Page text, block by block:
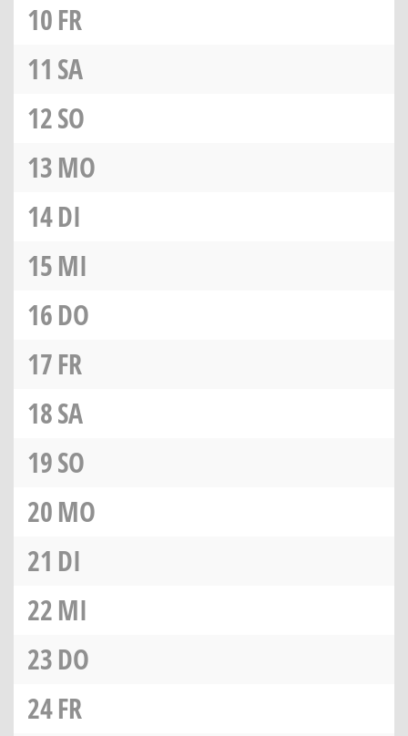
10FR
11 SA
12SO
13MO
14DI
15MI
16DO
17FR
18SA
19SO
20MO
21 DI
22MI
23DO
24FR